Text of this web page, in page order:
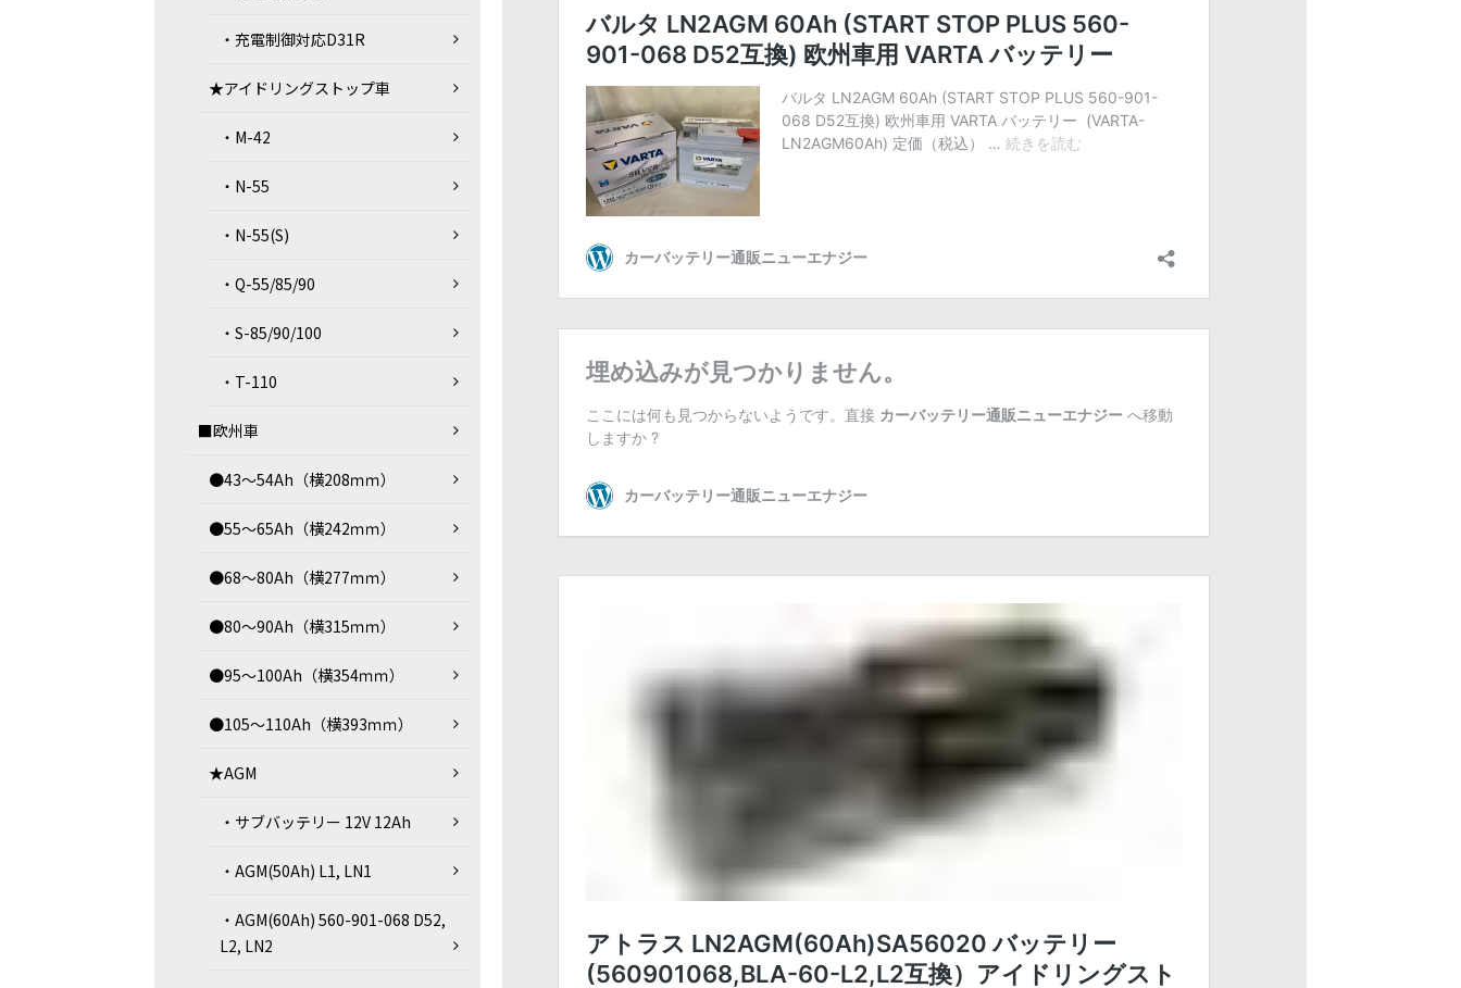
・充電制御対応D31R
★アイドリングストップ車
・M-42
・N-55
・N-55(S)
・Q-55/85/90
・S-85/90/100
・T-110
■欧州車
●43～54Ah（横208ｍｍ）
●55～65Ah（横242ｍｍ）
●68～80Ah（横277ｍｍ）
●80～90Ah（横315ｍｍ）
●95～100Ah（横354ｍｍ）
●105～110Ah（横393ｍｍ）
★AGM
・サブバッテリー 12V 12Ah
・AGM(50Ah) L1, LN1
・AGM(60Ah) 560-901-068 D52,
L2, LN2